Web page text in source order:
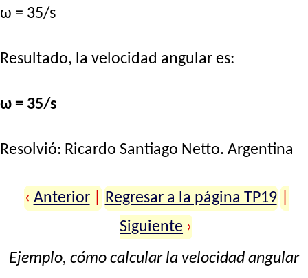
ω = 35/s
Resultado, la velocidad angular es:
ω = 35/s
Resolvió: Ricardo Santiago Netto. Argentina
‹ Anterior Regresar a la página TP19
Siguiente ›
Ejemplo, cómo calcular la velocidad angular